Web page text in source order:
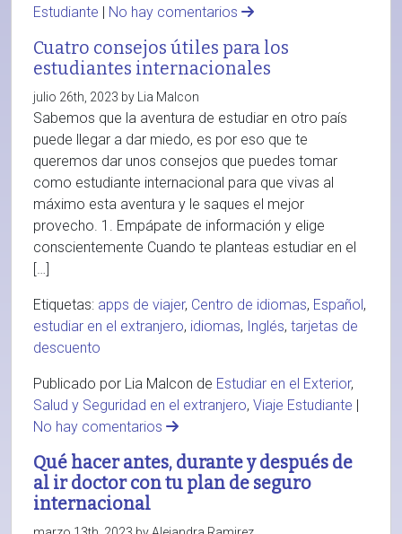
Estudiante | No hay comentarios
Cuatro consejos útiles para los
estudiantes internacionales
julio 26th, 2023 by Lia Malcon
Sabemos que la aventura de estudiar en otro país
puede llegar a dar miedo, es por eso que te
queremos dar unos consejos que puedes tomar
como estudiante internacional para que vivas al
máximo esta aventura y le saques el mejor
provecho. 1. Empápate de información y elige
conscientemente Cuando te planteas estudiar en el
[…]
Etiquetas: apps de viajer, Centro de idiomas, Español,
estudiar en el extranjero, idiomas, Inglés, tarjetas de
descuento
Publicado por Lia Malcon de Estudiar en el Exterior,
Salud y Seguridad en el extranjero, Viaje Estudiante |
No hay comentarios
Qué hacer antes, durante y después de
al ir doctor con tu plan de seguro
internacional